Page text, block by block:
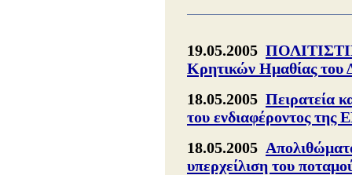
19.05.2005
Κρητικών Ημαθίας του
18.05.2005 Πειρατεία
του ενδιαφέροντος της
18.05.2005
υπερχείλιση του